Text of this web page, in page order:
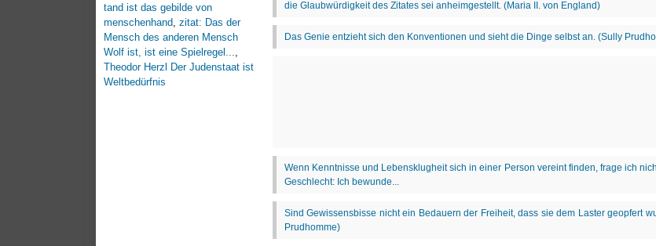
tand ist das gebilde von
menschenhand zitat: Das der
Mensch des anderen Mensch
Wolf ist, ist eine Spielregel...
Theodor Herzl Der Judenstaat ist
Weltbedürfnis